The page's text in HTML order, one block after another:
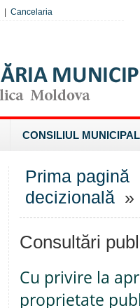
Cancelaria
CONSILIUL MUNICIPAL
Prima pagină
decizională »
Consultări
Cu privire la
proprietate